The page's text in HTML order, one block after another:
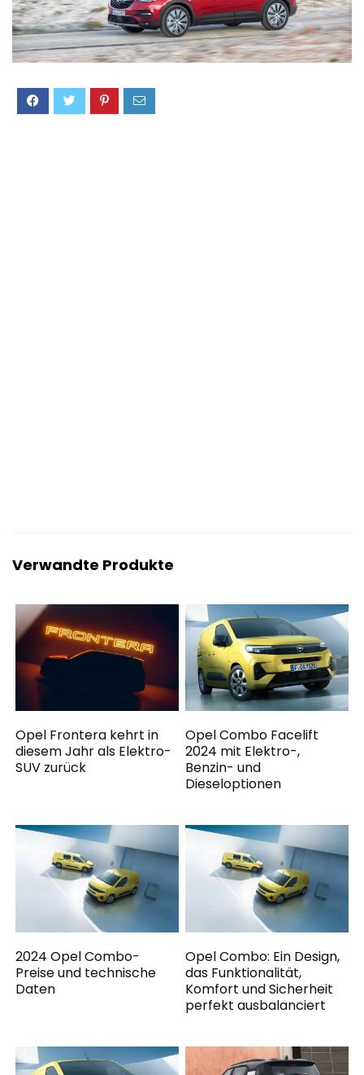
Verwandte Produkte
Opel Frontera kehrt in
diesem Jahr als Elektro-
SUV zurück
Opel Combo Facelift
2024 mit Elektro-,
Benzin- und
Dieseloptionen
2024 Opel Combo-
Preise und technische
Daten
Opel Combo: Ein Design,
das Funktionalität,
Komfort und Sicherheit
perfekt ausbalanciert